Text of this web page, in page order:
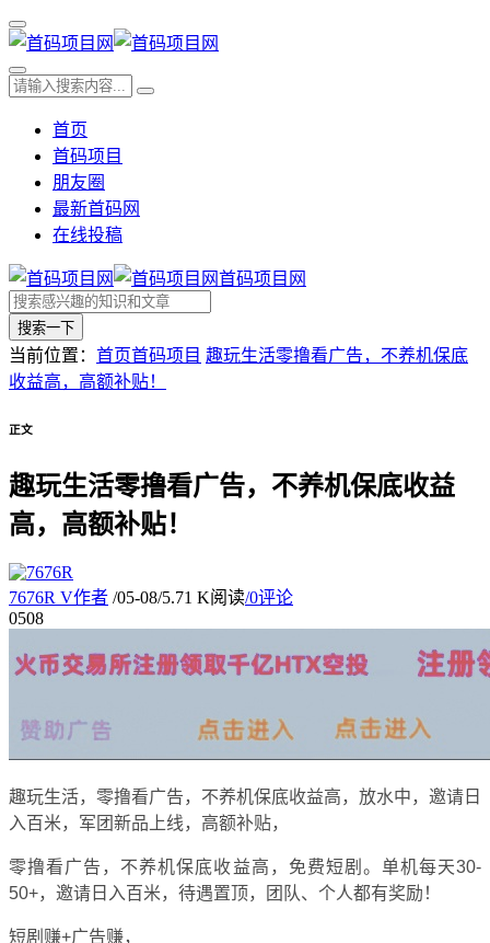
首页
首码项目
朋友圈
最新首码网
在线投稿
首码项目网
搜索一下
当前位置： 首页首码项目 趣玩生活零撸看广告，不养机保底
收益高，高额补贴！
正文
趣玩生活零撸看广告，不养机保底收益
高，高额补贴！
7676R V作者 /05-08/5.71 K阅读/0评论
0508
趣玩生活，零撸看广告，不养机保底收益高，放水中，邀请日
入百米，军团新品上线，高额补贴，
零撸看广告，不养机保底收益高，免费短剧。单机每天30-
50+，邀请日入百米，待遇置顶，团队、个人都有奖励！
短剧赚+广告赚，